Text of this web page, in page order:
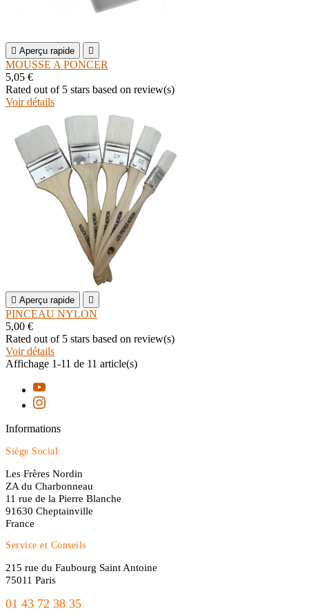
 Aperçu rapide 
MOUSSE A PONCER
5,05 €
Rated out of 5 stars based on review(s)
Voir détails
 Aperçu rapide 
PINCEAU NYLON
5,00 €
Rated out of 5 stars based on review(s)
Voir détails
Affichage 1-11 de 11 article(s)
Informations
Siège Social
Les Frères Nordin
ZA du Charbonneau
11 rue de la Pierre Blanche
91630 Cheptainville
France
Service et Conseils
215 rue du Faubourg Saint Antoine
75011 Paris
01 43 72 38 35